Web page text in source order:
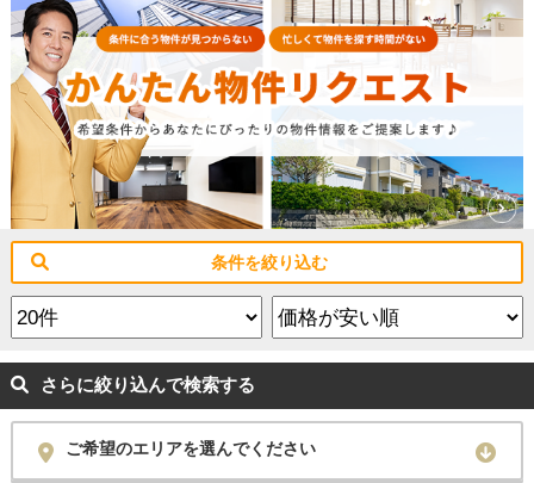
条件を絞り込む
さらに絞り込んで検索する
ご希望のエリアを選んでください